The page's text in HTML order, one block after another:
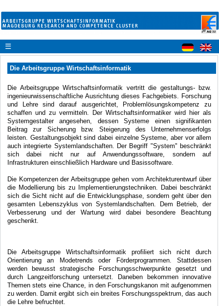
☰
Die Arbeitsgruppe Wirtschaftsinformatik
Die Arbeitsgruppe Wirtschaftsinformatik vertritt die gestaltungs- bzw.
ingenieurwissenschaftliche Ausrichtung dieses Fachgebiets. Forschung
und Lehre sind darauf ausgerichtet, Problemlösungskompetenz zu
schaffen und zu vermitteln. Der Wirtschaftsinformatiker wird hier als
Systemgestalter angesehen, dessen Systeme einen signifikanten
Beitrag zur Sicherung bzw. Steigerung des Unternehmenserfolgs
leisten. Gestaltungsobjekt sind dabei einzelne Systeme, aber vor allem
auch integrierte Systemlandschaften. Der Begriff "System" beschränkt
sich dabei nicht nur auf Anwendungssoftware, sondern auf
Infrastrukturen einschließlich Hardware und Basissoftware.
Die Kompetenzen der Arbeitsgruppe gehen vom Architekturentwurf über
die Modellierung bis zu Implementierungstechniken. Dabei beschränkt
sich die Sicht nicht auf die Entwicklungsphase, sondern geht über den
gesamten Lebenszyklus von Systemlandschaften. Dem Betrieb, der
Verbesserung und der Wartung wird dabei besondere Beachtung
geschenkt.
Die Arbeitsgruppe Wirtschaftsinformatik profiliert sich nicht durch
Orientierung an Modetrends oder Förderprogrammen. Stattdessen
werden bewusst strategische Forschungsschwerpunkte gesetzt und
durch Langzeitforschung untersetzt. Daneben bekommen innovative
Themen stets eine Chance, in den Forschungskanon mit aufgenommen
zu werden. Damit ergibt sich ein breites Forschungsspektrum, das auch
die Lehre befruchtet.